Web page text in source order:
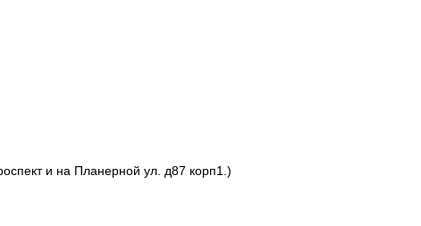
и на Планерной ул. д87 корп1.)